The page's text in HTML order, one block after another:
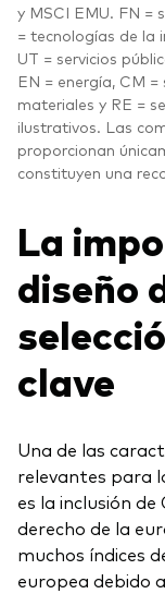
y MSCI EMU. FN =
= tecnologías de la
UT = servicios
EN = energía, CM
materiales y RE =
ilustrativos. Las
proporcionan
constituyen una
La
diseño
clave
Una de las
relevantes para
es la inclusión
derecho de la
muchos índices
europea debido